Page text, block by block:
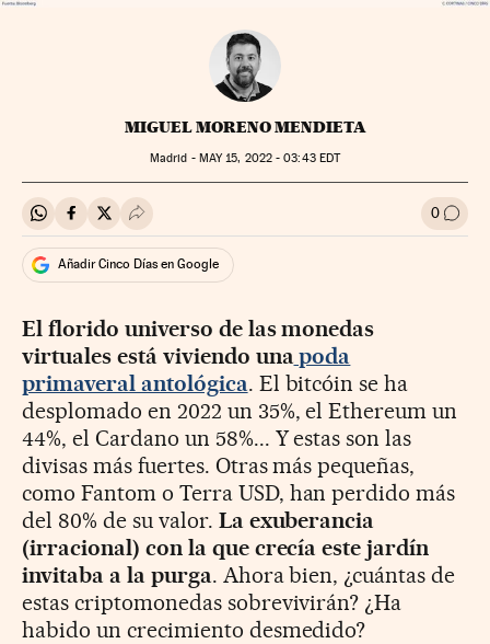
MIGUEL MORENO MENDIETA
Madrid - MAY15, 2022 - 03:43EDT
Compartir en Whatsapp
Compartir en Facebook
Compartir en Twitter
Desplegar Redes Sociales 0 Ir a
Añadir Cinco Días en Google
El florido universo de las monedas
virtuales está viviendo una poda
primaveral antológica. El bitcóin se ha
desplomado en 2022 un 35%, el Ethereum un
44%, el Cardano un 58%... Y estas son las
divisas más fuertes. Otras más pequeñas,
como Fantom o Terra USD, han perdido más
del 80% de su valor. La exuberancia
(irracional) con la que crecía este jardín
invitaba a la purga. Ahora bien, ¿cuántas de
estas criptomonedas sobrevivirán? ¿Ha
habido un crecimiento desmedido?